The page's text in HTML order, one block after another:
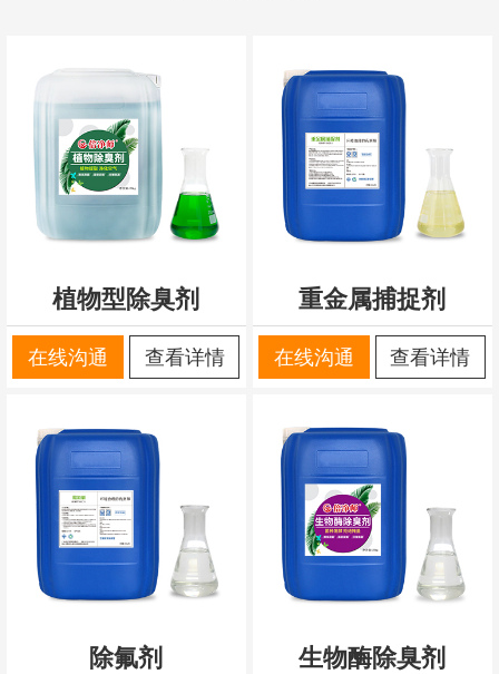
植物型除臭剂
在线沟通 查看详情
重金属捕捉剂
在线沟通 查看详情
除氟剂 生物酶除臭剂